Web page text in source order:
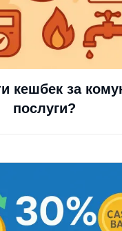
кешбек за
послуги?